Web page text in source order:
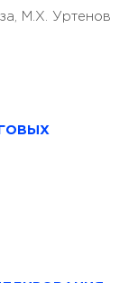
М.Х. Уртенов